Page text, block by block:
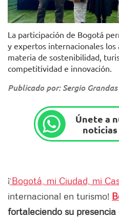
La participación de Bogotá
y expertos internacionales los
materia de sostenibilidad,
competitividad e innovación.
Publicado por: Sergio
Únete a
¡‘Bogotá, mi Ciudad, mi
internacional en turismo!
fortaleciendo su presencia